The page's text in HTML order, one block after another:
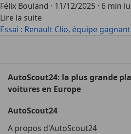
Félix Bouland · 11/12/2025 · 6 min
Lire la suite
Essai : Renault Clio, équipe
AutoScout24: la plus grande
voitures en Europe
AutoScout24
A propos d'AutoScout24